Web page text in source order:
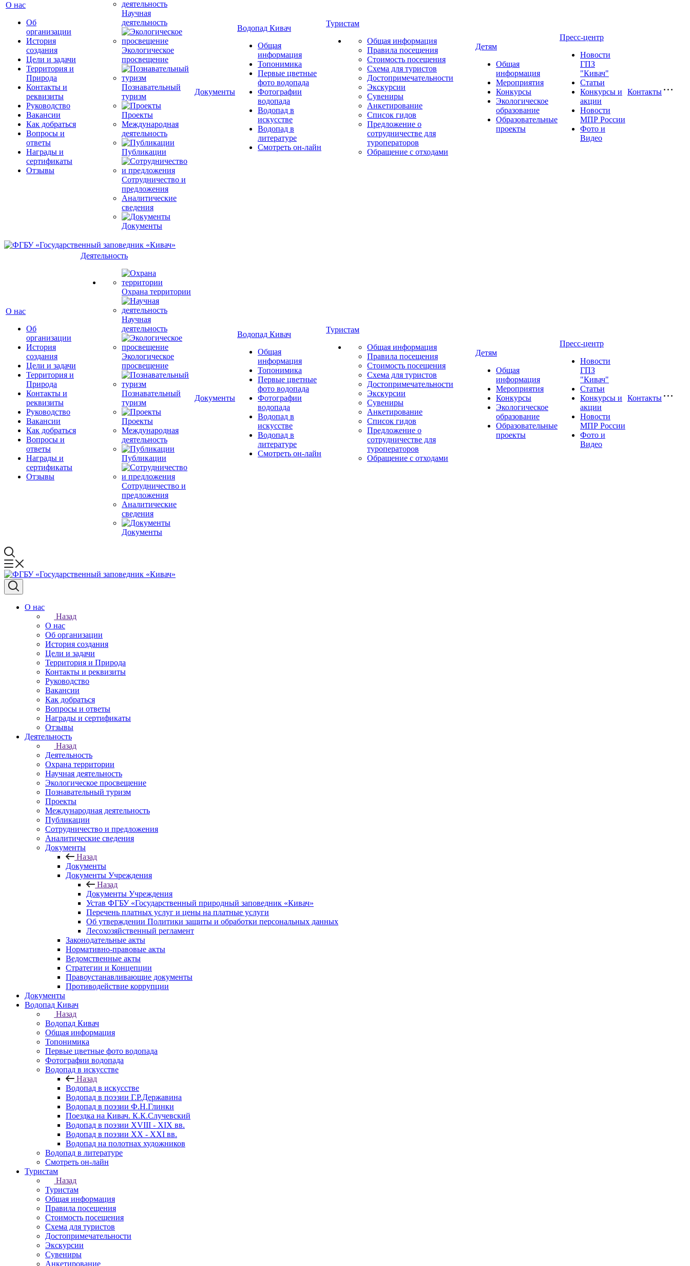
О нас
Об
организации
История
создания
Цели и задачи
Территория и
Природа
Контакты и
реквизиты
Руководство
Вакансии
Как добраться
Вопросы и
ответы
Награды и
сертификаты
Отзывы
Научная
деятельность
Экологическое
просвещение
Познавательный
туризм
Проекты
Международная
деятельность
Публикации
Сотрудничество и
предложения
Аналитические
сведения
Документы
Документы
Водопад Кивач
Общая
информация
Топонимика
Первые цветные
фото водопада
Фотографии
водопада
Водопад в
искусстве
Водопад в
литературе
Смотреть он-лайн
Туристам
Общая информация
Правила посещения
Стоимость посещения
Схема для туристов
Достопримечательности
Экскурсии
Сувениры
Анкетирование
Список гидов
Предложение о
сотрудничестве для
туроператоров
Обращение с отходами
Детям
Общая
информация
Мероприятия
Конкурсы
Экологическое
образование
Образовательные
проекты
Пресс-центр
Новости
ГПЗ
"Кивач"
Статьи
Конкурсы и
акции
Новости
МПР России
Фото и
Видео
Контакты
О нас
Об
организации
История
создания
Цели и задачи
Территория и
Природа
Контакты и
реквизиты
Руководство
Вакансии
Как добраться
Вопросы и
ответы
Награды и
сертификаты
Отзывы
Деятельность
Охрана территории
Научная
деятельность
Экологическое
просвещение
Познавательный
туризм
Проекты
Международная
деятельность
Публикации
Сотрудничество и
предложения
Аналитические
сведения
Документы
Документы
Водопад Кивач
Общая
информация
Топонимика
Первые цветные
фото водопада
Фотографии
водопада
Водопад в
искусстве
Водопад в
литературе
Смотреть он-лайн
Туристам
Общая информация
Правила посещения
Стоимость посещения
Схема для туристов
Достопримечательности
Экскурсии
Сувениры
Анкетирование
Список гидов
Предложение о
сотрудничестве для
туроператоров
Обращение с отходами
Детям
Общая
информация
Мероприятия
Конкурсы
Экологическое
образование
Образовательные
проекты
Пресс-центр
Новости
ГПЗ
"Кивач"
Статьи
Конкурсы и
акции
Новости
МПР России
Фото и
Видео
Контакты
О нас
Назад
О нас
Об организации
История создания
Цели и задачи
Территория и Природа
Контакты и реквизиты
Руководство
Вакансии
Как добраться
Вопросы и ответы
Награды и сертификаты
Отзывы
Деятельность
Назад
Деятельность
Охрана территории
Научная деятельность
Экологическое просвещение
Познавательный туризм
Проекты
Международная деятельность
Публикации
Сотрудничество и предложения
Аналитические сведения
Документы
Назад
Документы
Документы Учреждения
Назад
Документы Учреждения
Устав ФГБУ «Государственный природный заповедник «Кивач»
Перечень платных услуг и цены на платные услуги
Об утверждении Политики защиты и обработки персональных данных
Лесохозяйственный регламент
Законодательные акты
Нормативно-правовые акты
Ведомственные акты
Стратегии и Концепции
Правоустанавливающие документы
Противодействие коррупции
Документы
Водопад Кивач
Назад
Водопад Кивач
Общая информация
Топонимика
Первые цветные фото водопада
Фотографии водопада
Водопад в искусстве
Назад
Водопад в искусстве
Водопад в поэзии Г.Р.Державина
Водопад в поэзии Ф.Н.Глинки
Поездка на Кивач. К.К.Случевский
Водопад в поэзии XVIII - XIX вв.
Водопад в поэзии XX - XXI вв.
Водопад на полотнах художников
Водопад в литературе
Смотреть он-лайн
Туристам
Назад
Туристам
Общая информация
Правила посещения
Стоимость посещения
Схема для туристов
Достопримечательности
Экскурсии
Сувениры
Анкетирование